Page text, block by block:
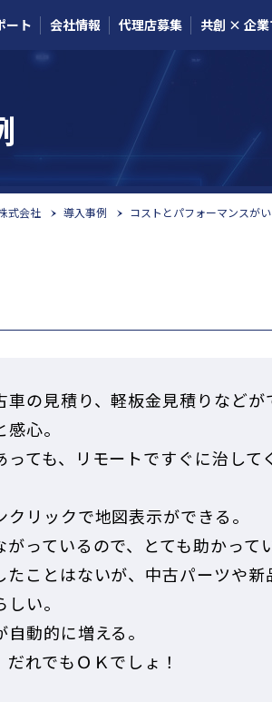
ート 会社情報 代理店募集 共創 × 企
式会社 導入事例 コストとパフォーマンスがい
車の見積り、軽板金見積りなどが
心。
っても、リモートですぐに治して
リックで地図表示ができる。
っているので、とても助かって
たことはないが、中古パーツや新
い。
動的に増える。
れでもＯＫでしょ！